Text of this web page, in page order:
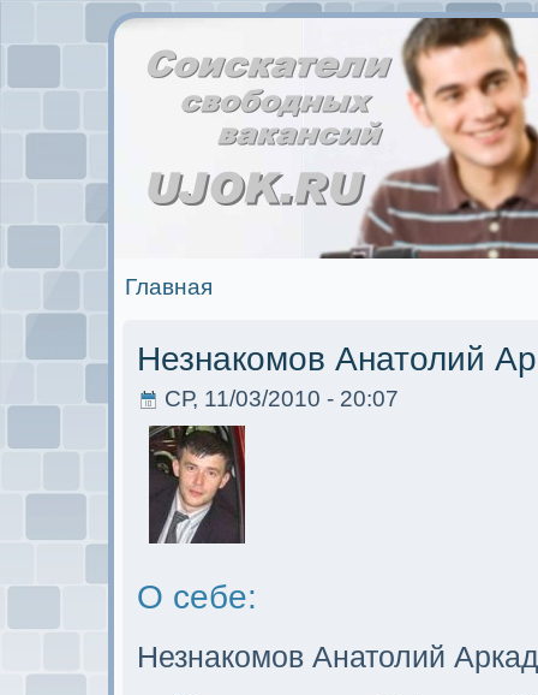
Главная
Незнакомoв Анатолий
СР, 11/03/2010 - 20:07
О себе:
Незнакомoв Анатолий